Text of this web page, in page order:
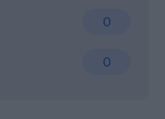
0
0